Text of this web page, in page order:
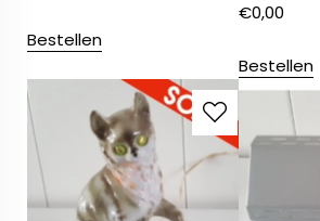
Bestellen
€0,00
Bestellen